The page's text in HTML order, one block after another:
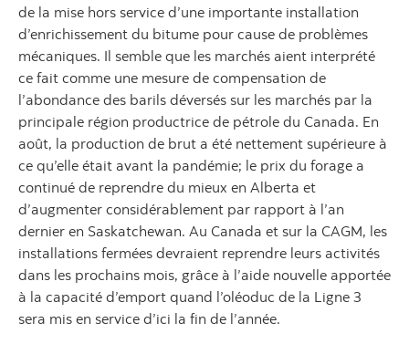
de la mise hors service d’une importante installation
d’enrichissement du bitume pour cause de problèmes
mécaniques. Il semble que les marchés aient interprété
ce fait comme une mesure de compensation de
l’abondance des barils déversés sur les marchés par la
principale région productrice de pétrole du Canada. En
août, la production de brut a été nettement supérieure à
ce qu’elle était avant la pandémie; le prix du forage a
continué de reprendre du mieux en Alberta et
d’augmenter considérablement par rapport à l’an
dernier en Saskatchewan. Au Canada et sur la CAGM, les
installations fermées devraient reprendre leurs activités
dans les prochains mois, grâce à l’aide nouvelle apportée
à la capacité d’emport quand l’oléoduc de la Ligne 3
sera mis en service d’ici la fin de l’année.